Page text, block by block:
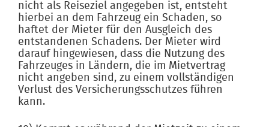
nicht als Reiseziel angegeben ist, entsteht
hierbei an dem Fahrzeug ein Schaden, so
haftet der Mieter für den Ausgleich des
entstandenen Schadens. Der Mieter wird
darauf hingewiesen, dass die Nutzung des
Fahrzeuges in Ländern, die im Mietvertrag
nicht angeben sind, zu einem vollständigen
Verlust des Versicherungsschutzes führen
kann.